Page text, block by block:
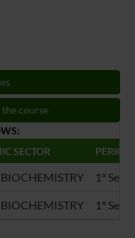
course
SECTOR PERIOD
1° Sem
1° Sem